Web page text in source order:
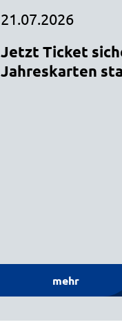
21.07.2026
Jetzt Ticket
Jahreskarten
mehr